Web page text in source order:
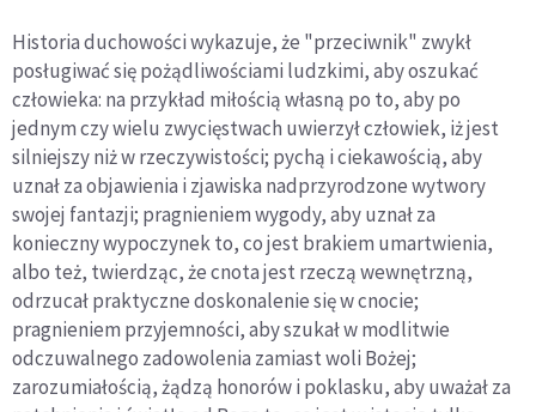
Historia duchowości wykazuje, że "przeciwnik" zwykł
posługiwać się pożądliwościami ludzkimi, aby oszukać
człowieka: na przykład miłością własną po to, aby po
jednym czy wielu zwycięstwach uwierzył człowiek, iż jest
silniejszy niż w rzeczywistości; pychą i ciekawością, aby
uznał za objawienia i zjawiska nadprzyrodzone wytwory
swojej fantazji; pragnieniem wygody, aby uznał za
konieczny wypoczynek to, co jest brakiem umartwienia,
albo też, twierdząc, że cnota jest rzeczą wewnętrzną,
odrzucał praktyczne doskonalenie się w cnocie;
pragnieniem przyjemności, aby szukał w modlitwie
odczuwalnego zadowolenia zamiast woli Bożej;
zarozumiałością, żądzą honorów i poklasku, aby uważał za